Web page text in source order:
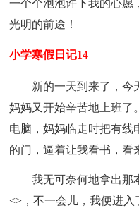
一个个泡泡许下我的心愿
光明的前途！
小学寒假日记14
新的一天到来了，今
妈妈又开始辛苦地上班了
电脑，妈妈临走时把有线
的门，逼着让我看书，看
我无可奈何地拿出那
<>，不一会儿，我便进